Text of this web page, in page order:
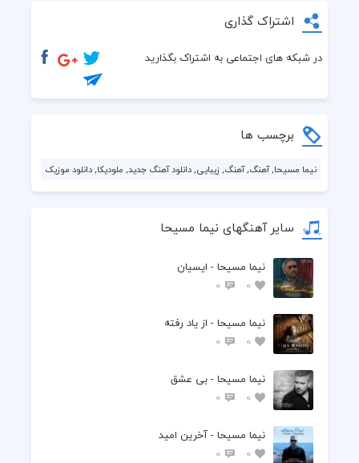
اشتراک گذاری
در شبکه های اجتماعی به اشتراک بگذارید
برچسب ها
نیما مسیحا, آهنگ, آهنگ, زیبایی, دانلود آهنگ جدید, ملودیکا, دانلود موزیک
سایر آهنگهای نیما مسیحا
نیما مسیحا - ایسیان
0
0
نیما مسیحا - از یاد رفته
0
0
نیما مسیحا - بی عشق
0
0
نیما مسیحا - آخرین امید
0
0